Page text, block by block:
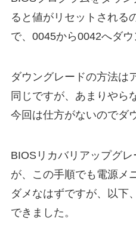
ると値がリセットされる
で、0045から0042へダウ
ダウングレードの方法は
同じですが、あまりやら
今回は仕方がないのでダ
BIOSリカバリアップグ
が、この手順でも電源メ
ダメなはずですが、以下
できました。